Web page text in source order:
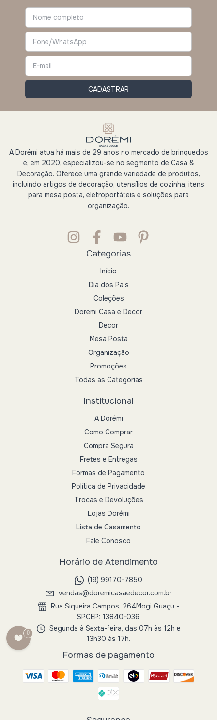
A Dorémi atua há mais de 29 anos no mercado de brinquedos
e, em 2020, especializou-se no segmento de Casa &
Decoração. Oferece uma grande variedade de produtos,
incluindo artigos de decoração, utensílios de cozinha, itens
para mesa posta, eletroportáteis e soluções para
organização.
Categorias
Início
Dia dos Pais
Coleções
Doremi Casa e Decor
Decor
Mesa Posta
Organização
Promoções
Todas as Categorias
Institucional
A Dorémi
Como Comprar
Compra Segura
Fretes e Entregas
Formas de Pagamento
Política de Privacidade
Trocas e Devoluções
Lojas Dorémi
Lista de Casamento
Fale Conosco
Horário de Atendimento
(19) 99170-7850
vendas@doremicasaedecor.com.br
Rua Siqueira Campos, 264Mogi Guaçu -
SPCEP: 13840-036
Segunda à Sexta-feira, das 07h às 12h e
13h30 às 17h.
Formas de pagamento
0